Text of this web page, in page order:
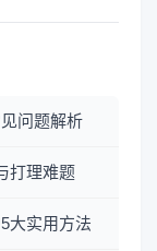
问题解析
打理难题
大实用方法